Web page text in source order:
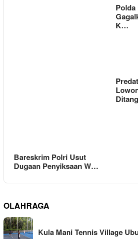
Polda
K…
Bareskrim Polri Usut
Dugaan Penyiksaan W…
OLAHRAGA
Kula Mani Tennis Village